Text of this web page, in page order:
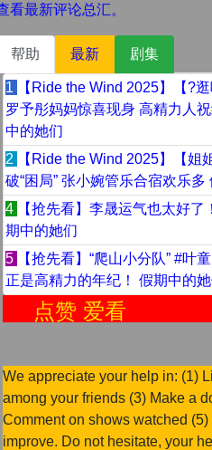
看最新评论总汇。
帮助 最新 剧集
1
【Ride the Wind 2025】【?
罗予彤妈妈惊喜现身 高精力人
中的她们
2
【Ride the Wind 2025】【
破“困局” 张小婉管乐合宿欢乐多
4
【抢先看】李晟运气也太好
期中的她们
5
【抢先看】“爬山小分队” #叶
正是高精力的年纪！ 假期中的
爱看
We appreciate your help in: (1)
among your friends (3) Make a
Comment on shows watched
improve. Do not hesitate, your